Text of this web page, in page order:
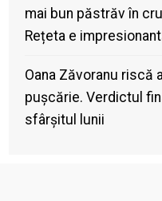
mai bun păstrăv în
Rețeta e
Oana Zăvoranu riscă
pușcărie. Verdictul
sfârșitul lunii